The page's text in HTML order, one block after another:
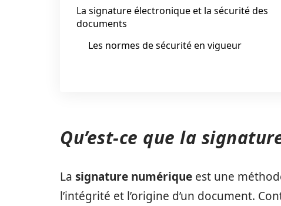
La signature électronique et la sécurité des
documents
Les normes de sécurité en vigueur
Qu’est-ce que la
La signature numérique est une
l’intégrité et l’origine d’un document.